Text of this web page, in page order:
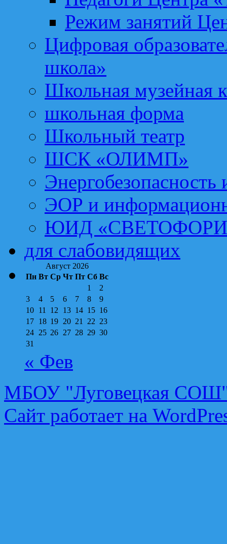
Режим занятий
Цифровая
школа»
Школьная музейная
школьная форма
Школьный театр
ШСК «ОЛИМП»
Энергобезопасность
ЭОР и
ЮИД
для слабовидящих
Август 2026
Пн Вт Ср Чт Пт Сб Вс
1
2
3
4 5 6 7 8
9
10 11 12 13 14 15 16
17 18 19 20 21 22 23
24 25 26 27 28 29 30
31
« Фев
МБОУ "Луговецкая
Сайт работает на